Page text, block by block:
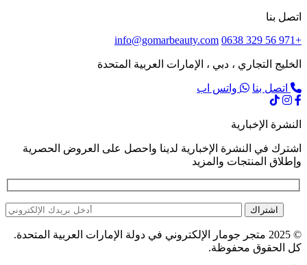
اتصل بنا
+971 56 329 0638
info@gomarbeauty.com
الخليج التجاري ، دبي ، الإمارات العربية المتحدة
اتصل بنا واتس اب
النشرة الإخبارية
اشترك في النشرة الإخبارية لدينا واحصل على العروض الحصرية
وإطلاق المنتجات والمزيد
اشتراك
© 2025 متجر جومار الإلكتروني في دولة الإمارات العربية المتحدة.
كل الحقوق محفوظة.